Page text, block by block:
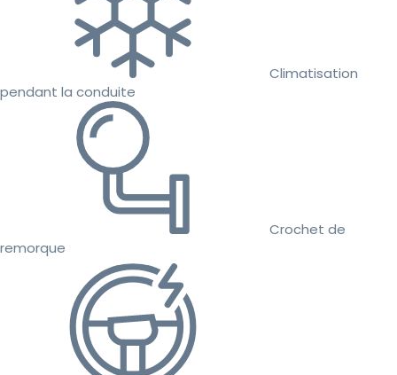
Climatisation
pendant la conduite
Crochet de
remorque